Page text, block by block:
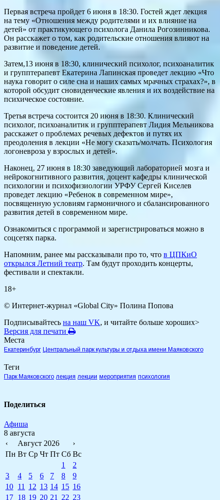
Первая встреча пройдет 6 июня в 18:30. Гостей ждет лекция
на тему «Отношения между родителями и их влияние на
детей» от практикующего психолога Данила Рогозинникова.
Он расскажет о том, как родительские отношения влияют на
развитие и поведение детей.
Затем,13 июня в 18:30, клинический психолог, психоаналитик
и групптерапевт Екатерина Лапинская проведет лекцию «Что
наука говорит о силе сна и наших самых мрачных страхах?», в
которой обсудит сновиденческие явления и их воздействие на
психическое состояние.
Третья встреча состоится 20 июня в 18:30. Клинический
психолог, психоаналитик и групптерапевт Лидия Мельникова
расскажет о проблемах речевых дефектов и путях их
преодоления в лекции «Не могу сказать/молчать. Психология
логоневроза у взрослых и детей».
Наконец, 27 июня в 18:30 заведующий лабораторией мозга и
нейрокогнитивного развития, доцент кафедры клинической
психологии и психофизиологии УРФУ Сергей Киселев
проведет лекцию «Ребенок в современном мире»,
посвященную условиям гармоничного и сбалансированного
развития детей в современном мире.
Ознакомиться с программой и зарегистрироваться можно в
соцсетях парка.
Напомним, ранее мы рассказывали про то, что в ЦПКиО
открылся Летний театр. Там будут проходить концерты,
фестивали и спектакли.
18+
© Интернет-журнал «Global City» Полина Попова
Подписывайтесь на наш VK, и читайте больше хороших>
Версия для печати
Места
Екатеринбург Центральный парк культуры и отдыха имени Маяковского
Теги
Парк Маяковского лекция лекции мероприятия психология
Поделиться
Афиша
8 августа
‹
Август 2026
›
Пн Вт Ср Чт Пт Сб Вс
1
2
3
4 5 6 7 8
9
10 11 12 13 14 15 16
17 18 19 20 21 22 23